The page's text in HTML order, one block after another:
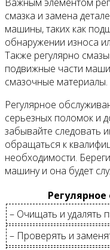
смазка и замена
машины, таких как
обнаружении износа
Также регулярно
подвижные части
смазочные материалы.
Регулярное
серьезных поломок и
забывайте следовать
обращаться к
необходимости.
машину и она будет
– Очищать и удалять
– Проверять и